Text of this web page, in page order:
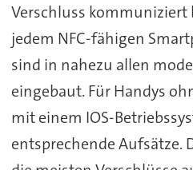
Verschluss
jedem NFC-fähigen
sind in nahezu allen
eingebaut. Für Handys
mit einem IOS-
entsprechende Aufsätze.